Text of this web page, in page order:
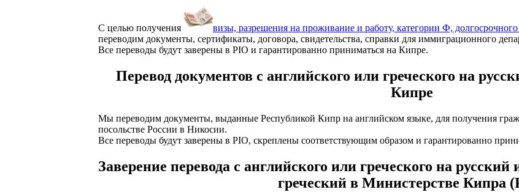
С целью получения визы, разрешения на проживание и работу, категории Ф,
переводим документы, сертификаты, договора, свидетельства, справки для иммиграционного
Все переводы будут заверены в PIO и гарантированно приниматься на Кипре.
Перевод документов с английского или греческого на
Кипре
Мы переводим документы, выданные Республикой Кипр на английском языке, для получения
посольстве России в Никосии.
Все переводы будут заверены в PIO, скреплены соответствующим образом и гарантированно
Заверение перевода с английского или греческого на
греческий в Министерстве Кипра